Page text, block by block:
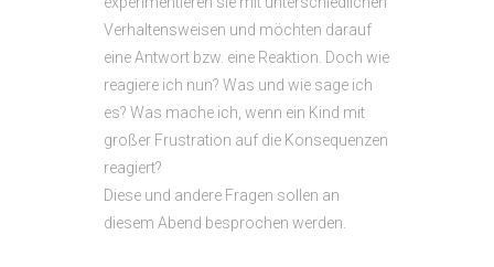
Verhaltensweisen und möchten darauf
eine Antwort bzw. eine Reaktion. Doch wie
reagiere ich nun? Was und wie sage ich
es? Was mache ich, wenn ein Kind mit
großer Frustration auf die Konsequenzen
reagiert?
Diese und andere Fragen sollen an
diesem Abend besprochen werden.